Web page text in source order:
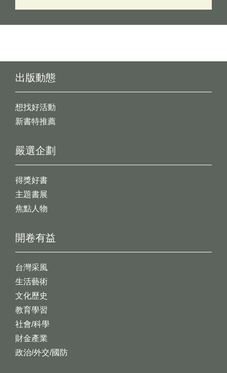
出版動態
想找好活動
新書特推薦
開卷有益
台灣采風
生活藝術
文化歷史
教育學習
社會/科學
財金產業
政治/外交/國防
嚴選企劃
得獎好書
主題書展
焦點人物